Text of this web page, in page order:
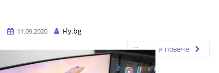
11.09.2020
Fly.bg
Прочети повече